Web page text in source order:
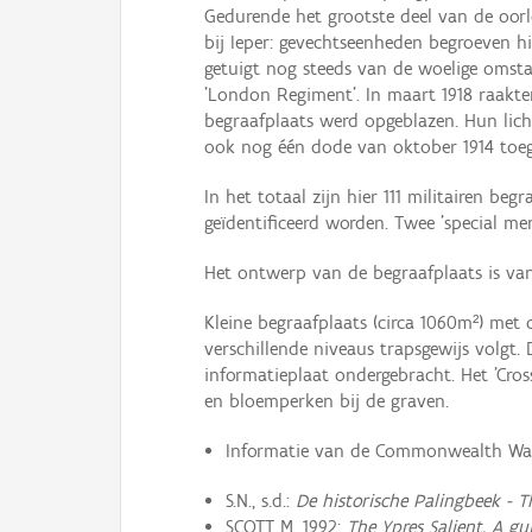
Gedurende het grootste deel van de
bij Ieper: gevechtseenheden begroeven
getuigt nog steeds van de woelige
'London Regiment'. In maart 1918
begraafplaats werd opgeblazen. Hun
ook nog één dode van oktober 1914
In het totaal zijn hier 111 militairen
geïdentificeerd worden. Twee 'special
Het ontwerp van de begraafplaats is
Kleine begraafplaats (circa 1060m²)
verschillende niveaus trapsgewijs volgt.
informatieplaat ondergebracht. Het
en bloemperken bij de graven.
Informatie van de Commonwealth
S.N., s.d.: De historische Palingbeek -
SCOTT M. 1992: The Ypres Salient. A